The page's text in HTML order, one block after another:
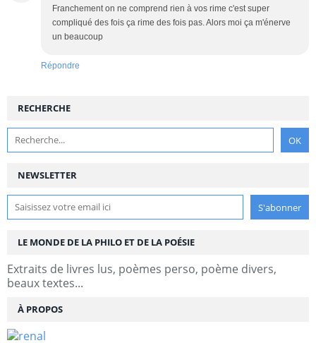
Franchement on ne comprend rien à vos rime c'est super
compliqué des fois ça rime des fois pas. Alors moi ça m'énerve
un beaucoup
Répondre
NEWSLETTER
RECHERCHE
LE MONDE DE LA PHILO ET DE LA POÉSIE
Extraits de livres lus, poèmes perso, poème divers,
beaux textes...
À PROPOS